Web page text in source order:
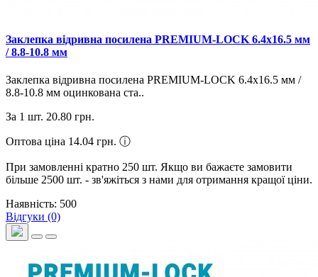
Заклепка відривна посилена PREMIUM-LOCK 6.4х16.5 мм
/ 8.8-10.8 мм
Заклепка відривна посилена PREMIUM-LOCK 6.4х16.5 мм /
8.8-10.8 мм оцинкована ста..
За 1 шт. 20.80 грн.
Оптова ціна 14.04 грн. ⓘ
При замовленні кратно 250 шт. Якщо ви бажаєте замовити
більше 2500 шт. - зв'яжіться з нами для отримання кращої ціни.
Наявність: 500
Відгуки (0)